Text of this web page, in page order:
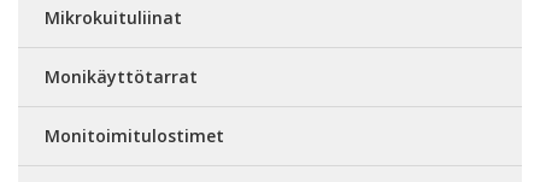
Mikrokuituliinat
Monikäyttötarrat
Monitoimitulostimet